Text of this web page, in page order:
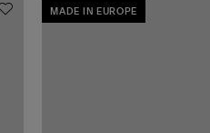
MADE IN EUROPE